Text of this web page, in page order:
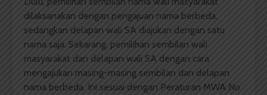
dilaksanakan dengan pengajuan nama berbeda,
sedangkan delapan wali SA diajukan dengan satu
nama saja. Sekarang, pemilihan sembilan wali
masyarakat dan delapan wali SA dengan cara
mengajukan masing-masing sembilan dan delapan
nama berbeda. Ini sesuai dengan Peraturan MWA No